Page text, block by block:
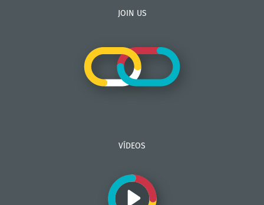
JOIN US
VÍDEOS